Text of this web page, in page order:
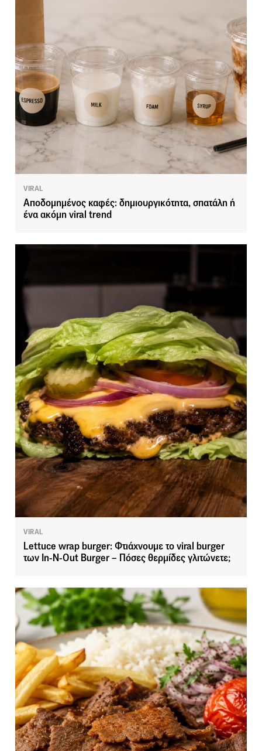
VIRAL
Αποδομημένος καφές: δημιουργικότητα, σπατάλη ή
ένα ακόμη viral trend
VIRAL
Lettuce wrap burger: Φτιάχνουμε το viral burger
των In-N-Out Burger – Πόσες θερμίδες γλιτώνετε;